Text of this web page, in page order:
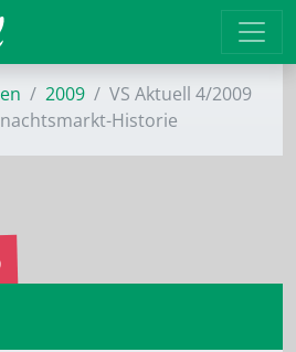
2009
VS Aktuell 4/2009
Historie